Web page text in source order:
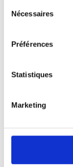
Nécessaires
Préférences
Statistiques
Marketing
Pour